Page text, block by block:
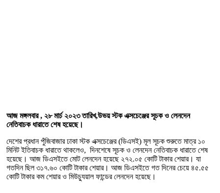
আজ মঙ্গলবার , ২৮ মার্চ ২০২৩ তারিখ,উভয় স্টক এক্সচেঞ্জের সূচক ও লেনদেন
নেতিবাচক ধারাতে শেষ হয়েছে।
দেশের প্রধান পুঁজিবাজার ঢাকা স্টক এক্সচেঞ্জের (ডিএসই) মূল সূচক শুরুতে মাত্র ১০
মিনিট ইতিবাচক ধারাতে থাকলেও, দিনশেষে সূচক ও লেনদেন নেতিবাচক ধারাতে শেষ
হয়েছে। আজ ডিএসইতে মোট লেনদেন হয়েছে ২৭২.০৫ কোটি টাকার শেয়ার। যা
গতদিন ছিল ৩১৭.৬০ কোটি টাকার শেয়ার। আজ ডিএসইতে গত দিনের চেয়ে ৪৫.৫৫
কোটি টাকার কম শেয়ার ও মিউচ্যুয়াল ফান্ডের লেনদেন হয়েছে।